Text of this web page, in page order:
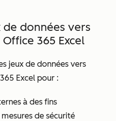
de données vers
365 Excel
jeux de données vers
Excel pour :
à des fins
de sécurité